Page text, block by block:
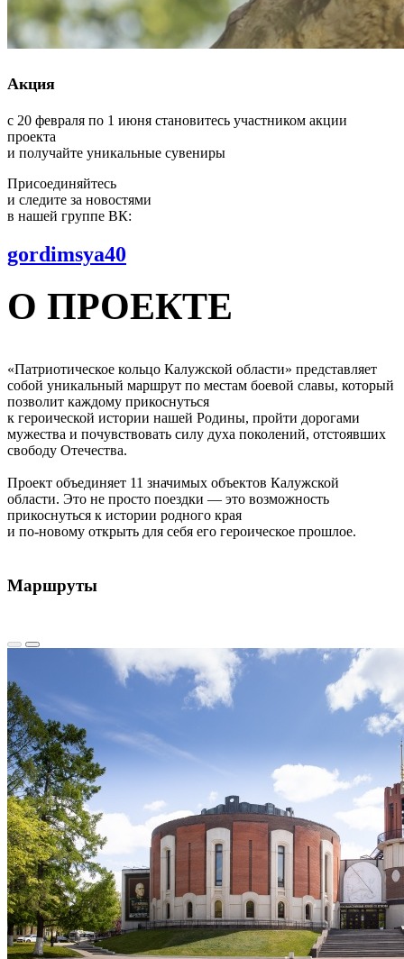
Акция
с 20 февраля по 1 июня становитесь участником акции
проекта
и получайте уникальные сувениры
Присоединяйтесь
и следите за новостями
в нашей группе ВК:
gordimsya40
О ПРОЕКТЕ
«Патриотическое кольцо Калужской области» представляет
собой уникальный маршрут по местам боевой славы, который
позволит каждому прикоснуться
к героической истории нашей Родины, пройти дорогами
мужества и почувствовать силу духа поколений, отстоявших
свободу Отечества.
Проект объединяет 11 значимых объектов Калужской
области. Это не просто поездки — это возможность
прикоснуться к истории родного края
и по-новому открыть для себя его героическое прошлое.
Маршруты